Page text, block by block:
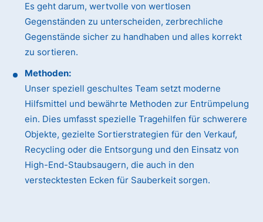
Es geht darum, wertvolle von wertlosen
Gegenständen zu unterscheiden, zerbrechliche
Gegenstände sicher zu handhaben und alles korrekt
zu sortieren.
Methoden:
Unser speziell geschultes Team setzt moderne
Hilfsmittel und bewährte Methoden zur Entrümpelung
ein. Dies umfasst spezielle Tragehilfen für schwerere
Objekte, gezielte Sortierstrategien für den Verkauf,
Recycling oder die Entsorgung und den Einsatz von
High-End-Staubsaugern, die auch in den
verstecktesten Ecken für Sauberkeit sorgen.